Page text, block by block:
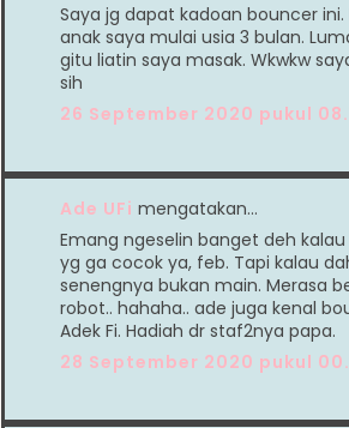
Saya jg dapat kadoan bouncer ini.
anak saya mulai usia 3 bulan.
gitu liatin saya masak. Wkwkw
sih
26 September 2020 pukul
Ade UFi mengatakan…
Emang ngeselin banget deh
yg ga cocok ya, feb. Tapi kalau
senengnya bukan main. Merasa
robot.. hahaha.. ade juga kenal
Adek Fi. Hadiah dr staf2nya papa.
28 September 2020 pukul